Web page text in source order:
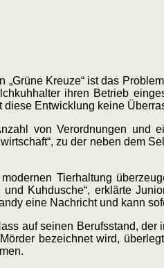
„Grüne Kreuze“ ist das
ihren Betrieb
Entwicklung keine
von Verordnungen und
zu der neben dem
Tierhaltung
Kuhdusche“, erklärte
eine Nachricht und kann
auf seinen Berufsstand,
bezeichnet wird,